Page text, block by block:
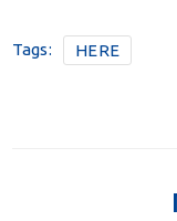
Tags: HERE